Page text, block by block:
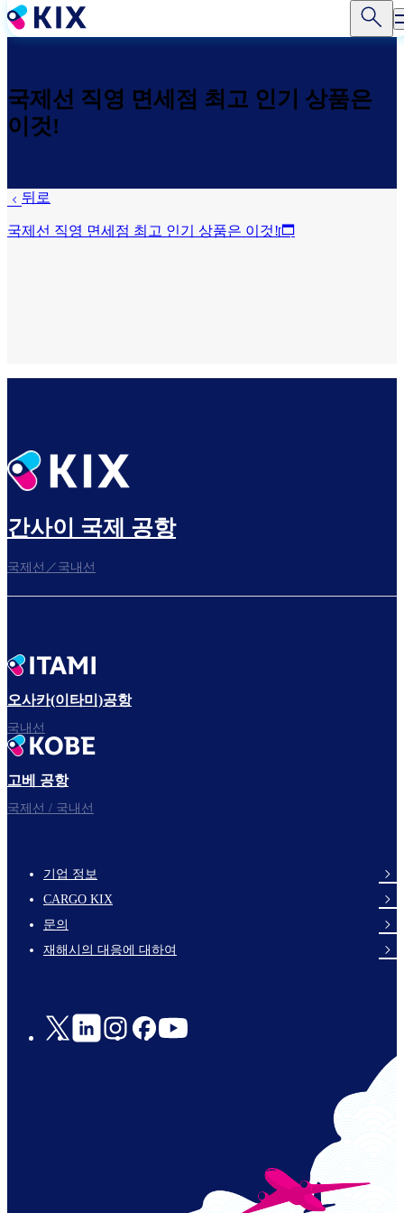
주
요
츠
건
기
국제선 직영 면세점 최고 인기 상품은
이것!
뒤로
국제선 직영 면세점 최고 인기 상품은 이것!
간사이 국제 공항
국제선／국내선
오사카(이타미)공항
국내선
고베 공항
국제선 / 국내선
footer-
links-
en-
기업 정보
CARGO KIX
문의
재해시의 대응에 대하여
Social